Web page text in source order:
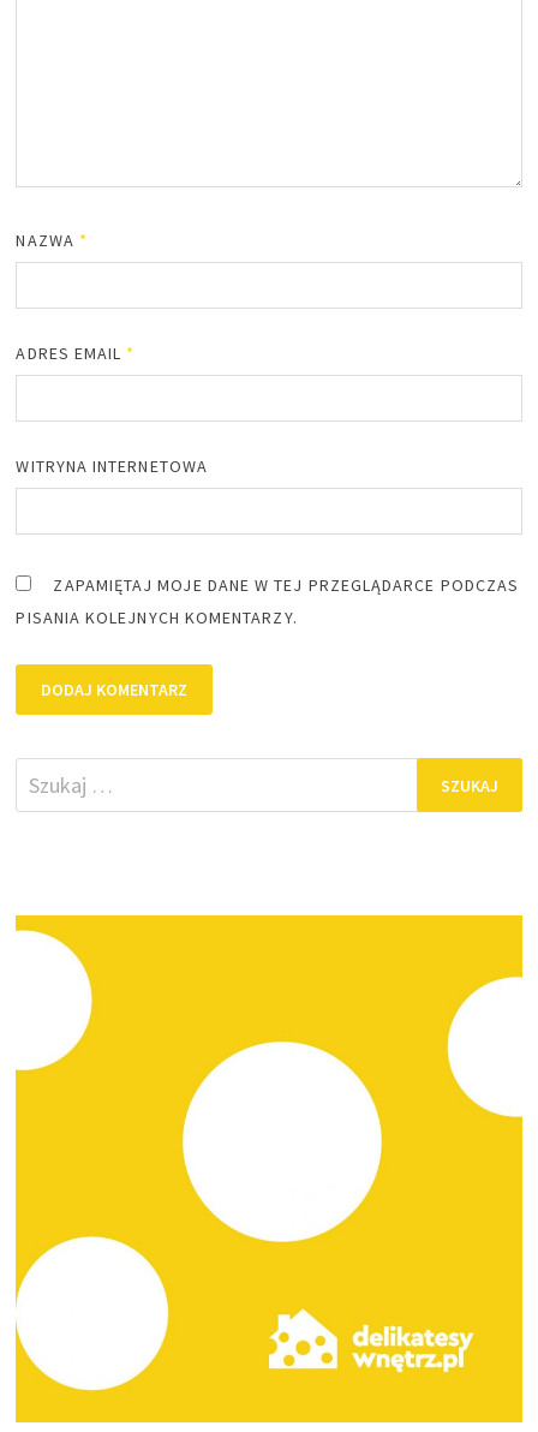
NAZWA *
ADRES EMAIL *
WITRYNA INTERNETOWA
ZAPAMIĘTAJ MOJE DANE W TEJ PRZEGLĄDARCE PODCZAS
PISANIA KOLEJNYCH KOMENTARZY.
Szukaj: